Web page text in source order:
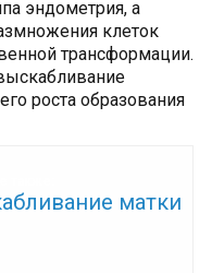
эндометрия, а
клеток
трансформации.
роста образования
матки